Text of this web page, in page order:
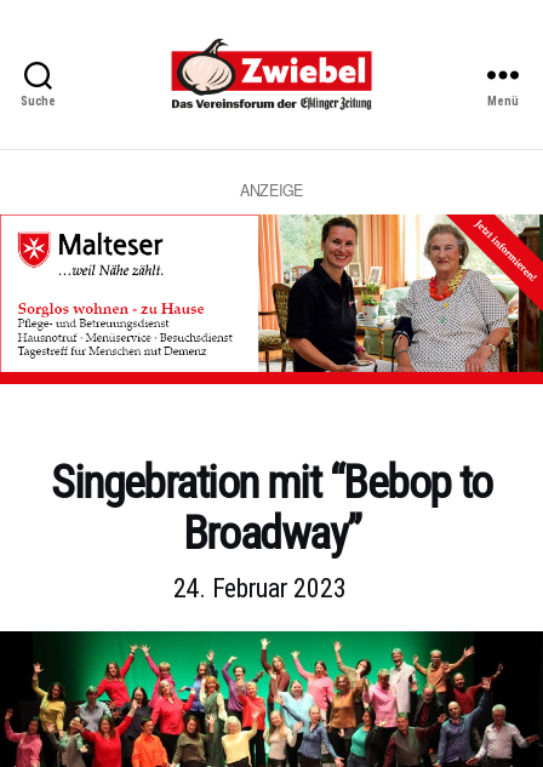
Suche
Vereinsforum
Eßlinger
Zeitung
Menü
ANZEIGE
Kategorien
Singebration mit “Bebop to
Broadway”
24. Februar 2023